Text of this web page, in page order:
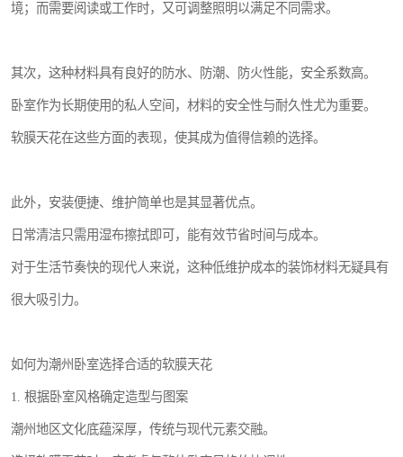
境；而需要阅读或工作时，又可调整照明以满足不同需求。
其次，这种材料具有良好的防水、防潮、防火性能，安全系数高。
卧室作为长期使用的私人空间，材料的安全性与耐久性尤为重要。
软膜天花在这些方面的表现，使其成为值得信赖的选择。
此外，安装便捷、维护简单也是其显著优点。
日常清洁只需用湿布擦拭即可，能有效节省时间与成本。
对于生活节奏快的现代人来说，这种低维护成本的装饰材料无疑具有
很大吸引力。
如何为潮州卧室选择合适的软膜天花
1. 根据卧室风格确定造型与图案
潮州地区文化底蕴深厚，传统与现代元素交融。